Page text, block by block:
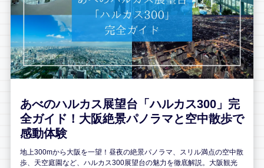
あべのハルカス展望台「ハルカス300」完
全ガイド！大阪絶景パノラマと空中散歩で
感動体験
地上300mから大阪を一望！昼夜の絶景パノラマ、スリル満点の空中散
歩、天空庭園など、ハルカス300展望台の魅力を徹底解説。大阪観光